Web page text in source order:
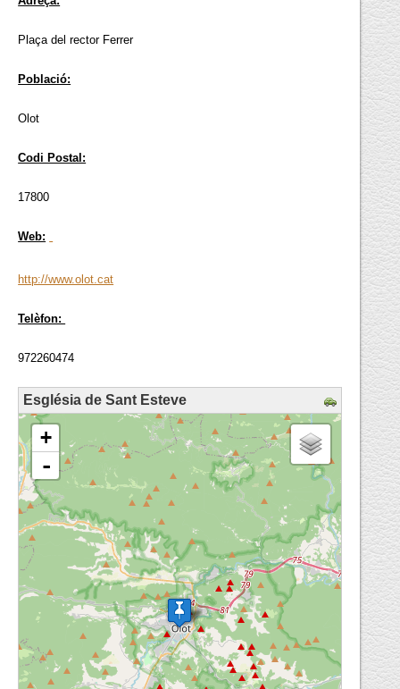
Plaça del rector Ferrer
Població:
Olot
Codi Postal:
17800
Web:
http://www.olot.cat
Telèfon:
972260474
Església de Sant Esteve
loading map - please wait...
+
-